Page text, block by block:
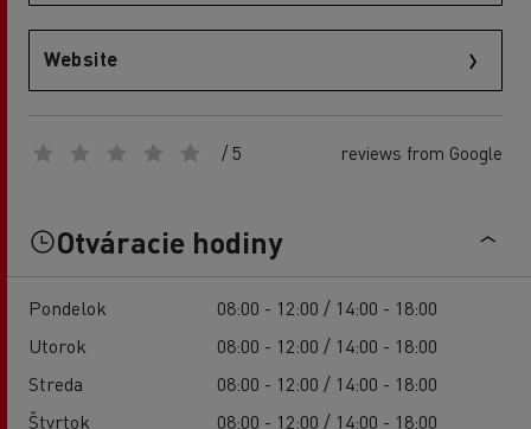
Website
/ 5 reviews from Google
Otváracie hodiny
Pondelok
08:00 - 12:00 / 14:00 - 18:00
Utorok
08:00 - 12:00 / 14:00 - 18:00
Streda
08:00 - 12:00 / 14:00 - 18:00
Štvrtok
08:00 - 12:00 / 14:00 - 18:00